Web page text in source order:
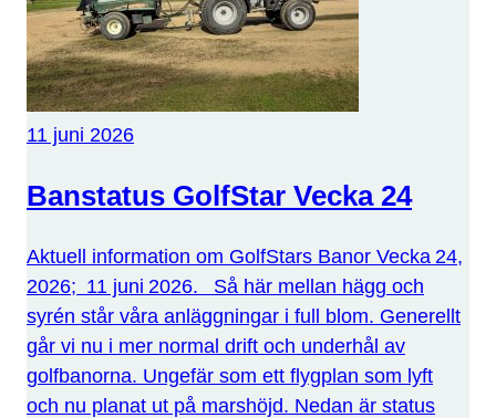
11 juni 2026
Banstatus GolfStar Vecka 24
Aktuell information om GolfStars Banor Vecka 24,
2026; 11 juni 2026. Så här mellan hägg och
syrén står våra anläggningar i full blom. Generellt
går vi nu i mer normal drift och underhål av
golfbanorna. Ungefär som ett flygplan som lyft
och nu planat ut på marshöjd. Nedan är status